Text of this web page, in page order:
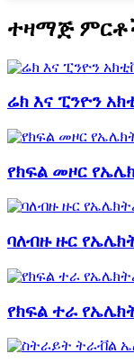
ተዛማጅ
ሬክ እና ፒንዮን
የክፍል መዞር
ባለብዙ ዙር
የክፍል ተራ